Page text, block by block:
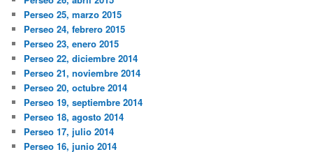
Perseo 25, marzo 2015
Perseo 24, febrero 2015
Perseo 23, enero 2015
Perseo 22, diciembre 2014
Perseo 21, noviembre 2014
Perseo 20, octubre 2014
Perseo 19, septiembre 2014
Perseo 18, agosto 2014
Perseo 17, julio 2014
Perseo 16, junio 2014